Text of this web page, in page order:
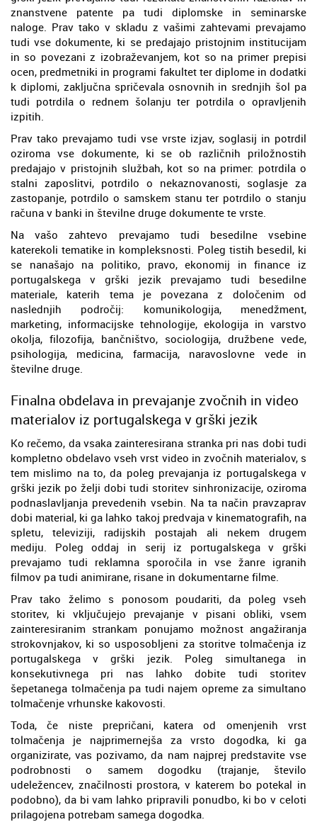
znanstvene patente pa tudi diplomske in seminarske
naloge. Prav tako v skladu z vašimi zahtevami prevajamo
tudi vse dokumente, ki se predajajo pristojnim institucijam
in so povezani z izobraževanjem, kot so na primer prepisi
ocen, predmetniki in programi fakultet ter diplome in dodatki
k diplomi, zaključna spričevala osnovnih in srednjih šol pa
tudi potrdila o rednem šolanju ter potrdila o opravljenih
izpitih.
Prav tako prevajamo tudi vse vrste izjav, soglasij in potrdil
oziroma vse dokumente, ki se ob različnih priložnostih
predajajo v pristojnih službah, kot so na primer: potrdila o
stalni zaposlitvi, potrdilo o nekaznovanosti, soglasje za
zastopanje, potrdilo o samskem stanu ter potrdilo o stanju
računa v banki in številne druge dokumente te vrste.
Na vašo zahtevo prevajamo tudi besedilne vsebine
katerekoli tematike in kompleksnosti. Poleg tistih besedil, ki
se nanašajo na politiko, pravo, ekonomij in finance iz
portugalskega v grški jezik prevajamo tudi besedilne
materiale, katerih tema je povezana z določenim od
naslednjih področij: komunikologija, menedžment,
marketing, informacijske tehnologije, ekologija in varstvo
okolja, filozofija, bančništvo, sociologija, družbene vede,
psihologija, medicina, farmacija, naravoslovne vede in
številne druge.
Finalna obdelava in prevajanje zvočnih in video
materialov iz portugalskega v grški jezik
Ko rečemo, da vsaka zainteresirana stranka pri nas dobi tudi
kompletno obdelavo vseh vrst video in zvočnih materialov, s
tem mislimo na to, da poleg prevajanja iz portugalskega v
grški jezik po želji dobi tudi storitev sinhronizacije, oziroma
podnaslavljanja prevedenih vsebin. Na ta način pravzaprav
dobi material, ki ga lahko takoj predvaja v kinematografih, na
spletu, televiziji, radijskih postajah ali nekem drugem
mediju. Poleg oddaj in serij iz portugalskega v grški
prevajamo tudi reklamna sporočila in vse žanre igranih
filmov pa tudi animirane, risane in dokumentarne filme.
Prav tako želimo s ponosom poudariti, da poleg vseh
storitev, ki vključujejo prevajanje v pisani obliki, vsem
zainteresiranim strankam ponujamo možnost angažiranja
strokovnjakov, ki so usposobljeni za storitve tolmačenja iz
portugalskega v grški jezik. Poleg simultanega in
konsekutivnega pri nas lahko dobite tudi storitev
šepetanega tolmačenja pa tudi najem opreme za simultano
tolmačenje vrhunske kakovosti.
Toda, če niste prepričani, katera od omenjenih vrst
tolmačenja je najprimernejša za vrsto dogodka, ki ga
organizirate, vas pozivamo, da nam najprej predstavite vse
podrobnosti o samem dogodku (trajanje, število
udeležencev, značilnosti prostora, v katerem bo potekal in
podobno), da bi vam lahko pripravili ponudbo, ki bo v celoti
prilagojena potrebam samega dogodka.